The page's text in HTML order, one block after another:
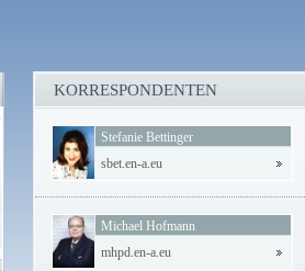
KORRESPONDENTEN
Stefanie Bettinger
sbet.en-a.eu
Michael Hofmann
mhpd.en-a.eu